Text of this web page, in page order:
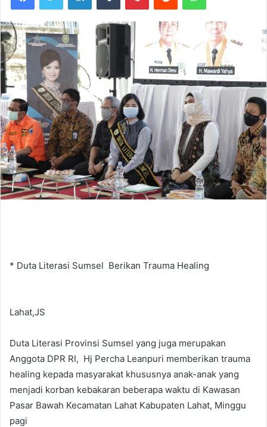
* Duta Literasi Sumsel Berikan Trauma Healing
Lahat,JS
Duta Literasi Provinsi Sumsel yang juga merupakan
Anggota DPR RI, Hj Percha Leanpuri memberikan trauma
healing kepada masyarakat khususnya anak-anak yang
menjadi korban kebakaran beberapa waktu di Kawasan
Pasar Bawah Kecamatan Lahat Kabupaten Lahat, Minggu
pagi